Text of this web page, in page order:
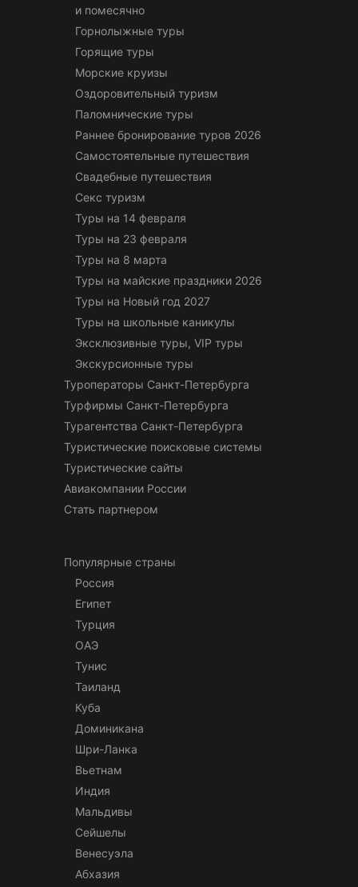
и помесячно
Горнолыжные туры
Горящие туры
Морские круизы
Оздоровительный туризм
Паломнические туры
Раннее бронирование туров 2026
Самостоятельные путешествия
Свадебные путешествия
Секс туризм
Туры на 14 февраля
Туры на 23 февраля
Туры на 8 марта
Туры на майские праздники 2026
Туры на Новый год 2027
Туры на школьные каникулы
Эксклюзивные туры, VIP туры
Экскурсионные туры
Туроператоры Санкт-Петербурга
Турфирмы Санкт-Петербурга
Турагентства Санкт-Петербурга
Туристические поисковые системы
Туристические сайты
Авиакомпании России
Стать партнером
Популярные страны
Россия
Египет
Турция
ОАЭ
Тунис
Таиланд
Куба
Доминикана
Шри-Ланка
Вьетнам
Индия
Мальдивы
Сейшелы
Венесуэла
Абхазия